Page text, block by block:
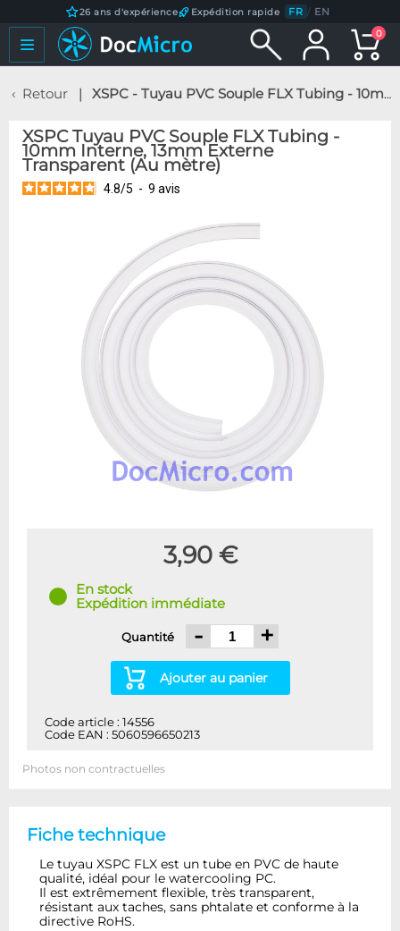
26 ans d'expérience Expédition rapide FR / EN
0
Retour XSPC - Tuyau PVC Souple FLX Tubing - 10mm Interne, 13mm Externe Transparent (Au mètre)
XSPC Tuyau PVC Souple FLX Tubing -
10mm Interne, 13mm Externe
Transparent (Au mètre)
4.8/5 - 9 avis
3,90 €
En stock
Expédition immédiate
Quantité - +
Ajouter au panier
Code article : 14556
Code EAN : 5060596650213
Photos non contractuelles
Fiche technique
Le tuyau XSPC FLX est un tube en PVC de haute
qualité, idéal pour le watercooling PC.
Il est extrêmement flexible, très transparent,
résistant aux taches, sans phtalate et conforme à la
directive RoHS.